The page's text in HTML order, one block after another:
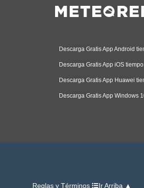
Descarga Gratis App Android
Descarga Gratis App iOS
Descarga Gratis App Huawei
Descarga Gratis App Windows
Reglas y Términos Ir Arriba ▲